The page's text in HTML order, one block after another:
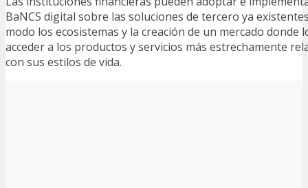
BaNCS digital sobre las soluciones de tercero ya
modo los ecosistemas y la creación de un mercado donde
acceder a los productos y servicios más estrechamente
con sus estilos de vida.